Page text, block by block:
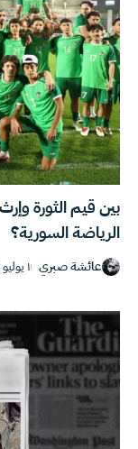
بين قيم الثورة
الرياضة السورية؟
عائشة صبري ١ يوليو ,٢٠٢٥